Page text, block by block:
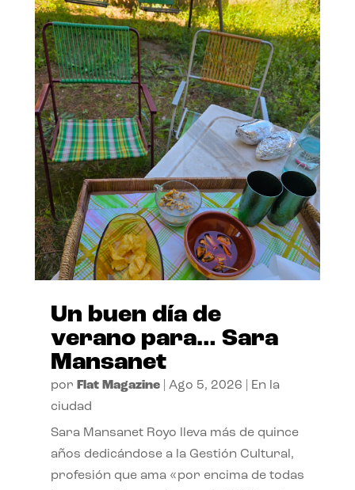
Un buen día de
verano para… Sara
Mansanet
por Flat Magazine| Ago 5, 2026
En la
ciudad
Sara Mansanet Royo lleva más de quince
años dedicándose a la Gestión Cultural,
profesión que ama «por encima de todas